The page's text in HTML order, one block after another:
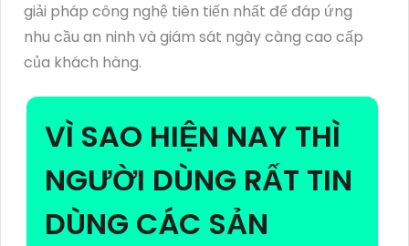
giải pháp công nghệ tiên tiến nhất để đáp ứng
nhu cầu an ninh và giám sát ngày càng cao cấp
của khách hàng.
VÌ SAO HIỆN NAY THÌ
NGƯỜI DÙNG RẤT TIN
DÙNG CÁC SẢN